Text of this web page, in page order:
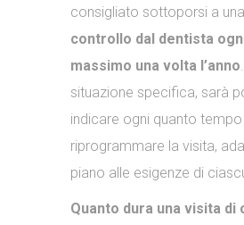
consigliato sottoporsi a una
controllo dal dentista
massimo una volta l’anno
situazione specifica, sarà
indicare ogni quanto tempo
riprogrammare la visita,
piano alle esigenze di
Quanto dura una visita di